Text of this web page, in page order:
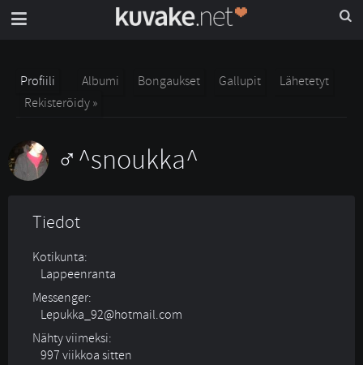
Profiili Albumi Bongaukset Gallupit
Lähetetyt
Rekisteröidy »
^snoukka^
Tiedot
Kotikunta:
Lappeenranta
Messenger:
Lepukka_92@hotmail.com
Nähty viimeksi:
997 viikkoa sitten